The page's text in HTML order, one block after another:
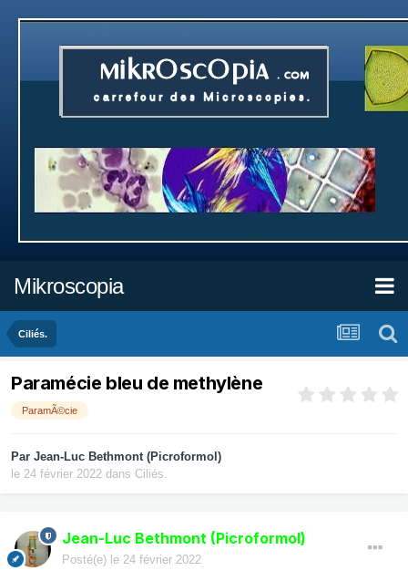
Mikroscopia
Ciliés.
Paramécie bleu de methylène
ParamÃ©cie
Par Jean-Luc Bethmont (Picroformol)
le 24 février 2022 dans Ciliés.
Jean-Luc Bethmont (Picroformol)
Posté(e) le 24 février 2022